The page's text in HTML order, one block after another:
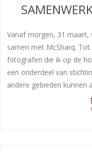
Vanaf morgen, 31 maart,
samen met McSharq.
fotografen die ik op de
een onderdeel van
andere gebieden kunnen